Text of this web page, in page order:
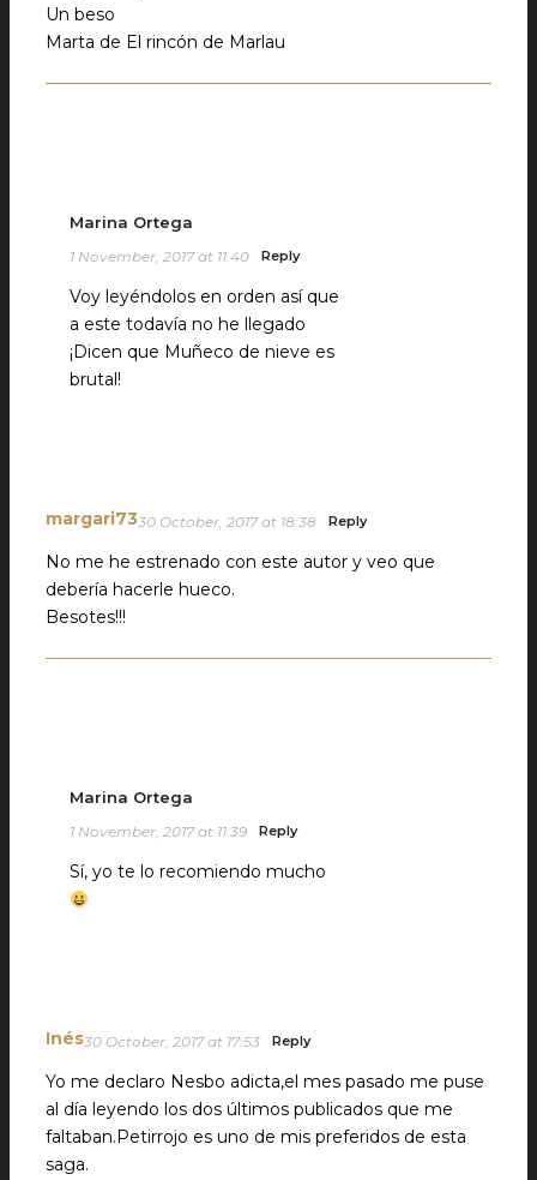
Un beso
Marta de El rincón de Marlau
Marina Ortega
1 November, 2017 at 11:40 Reply
Voy leyéndolos en orden así que
a este todavía no he llegado
¡Dicen que Muñeco de nieve es
brutal!
margari7330 October, 2017 at 18:38 Reply
No me he estrenado con este autor y veo que
debería hacerle hueco.
Besotes!!!
Marina Ortega
1 November, 2017 at 11:39 Reply
Sí, yo te lo recomiendo mucho
Inés30 October, 2017 at 17:53 Reply
Yo me declaro Nesbo adicta,el mes pasado me puse
al día leyendo los dos últimos publicados que me
faltaban.Petirrojo es uno de mis preferidos de esta
saga.